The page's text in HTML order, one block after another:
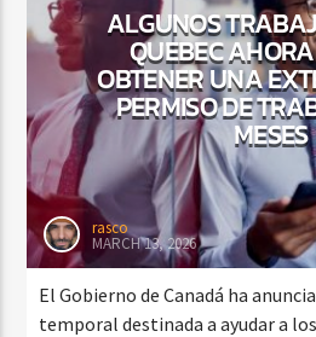
ALGUNOS
QUEBEC
OBTENER UNA
PERMISO DE
MESES
rasco
MARCH 13, 2026
El Gobierno de Canadá ha
temporal destinada a ayudar a